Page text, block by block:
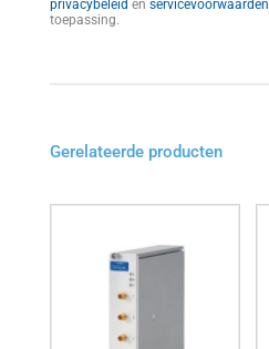
privacybeleid en servicevoorwaarden
toepassing.
Gerelateerde producten